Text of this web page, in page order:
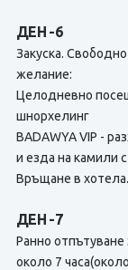
ДЕН -6
Закуска.
желание:
Целодневно
шнорхелинг
BADAWYA VIP -
и езда на камили
Връщане в
ДЕН -7
Ранно отпътуване
около 7